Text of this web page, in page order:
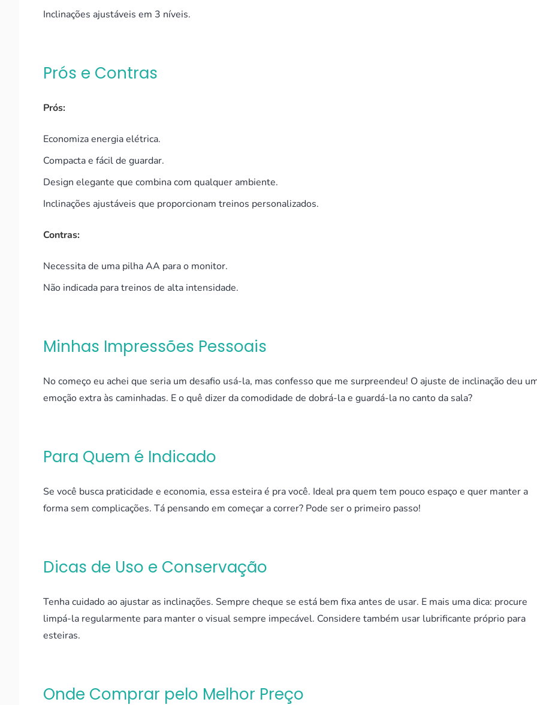
Inclinações ajustáveis em 3 níveis.
Prós e Contras
Prós:
Economiza energia elétrica.
Compacta e fácil de guardar.
Design elegante que combina com qualquer ambiente.
Inclinações ajustáveis que proporcionam treinos personalizados.
Contras:
Necessita de uma pilha AA para o monitor.
Não indicada para treinos de alta intensidade.
Minhas Impressões Pessoais
No começo eu achei que seria um desafio usá-la, mas confesso que me surpreendeu! O ajuste de inclinação deu
emoção extra às caminhadas. E o quê dizer da comodidade de dobrá-la e guardá-la no canto da sala?
Para Quem é Indicado
Se você busca praticidade e economia, essa esteira é pra você. Ideal pra quem tem pouco espaço e quer manter a
forma sem complicações. Tá pensando em começar a correr? Pode ser o primeiro passo!
Dicas de Uso e Conservação
Tenha cuidado ao ajustar as inclinações. Sempre cheque se está bem fixa antes de usar. E mais uma dica: procure
limpá-la regularmente para manter o visual sempre impecável. Considere também usar lubrificante próprio para
esteiras.
Onde Comprar pelo Melhor Preço